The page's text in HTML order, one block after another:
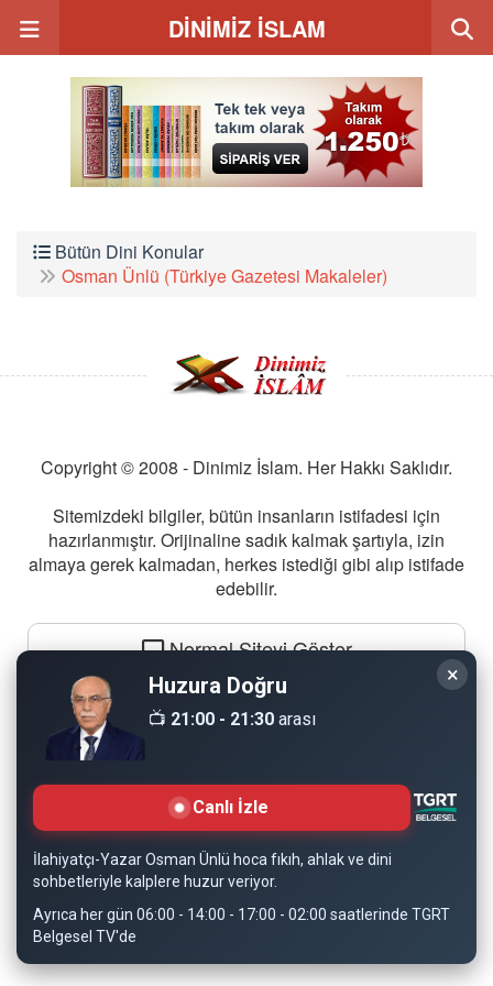
DİNİMİZ İSLAM
Bütün Dini Konular
Osman Ünlü (Türkiye Gazetesi Makaleler)
Copyright © 2008 - Dinimiz İslam. Her Hakkı Saklıdır.
Sitemizdeki bilgiler, bütün insanların istifadesi için
hazırlanmıştır. Orijinaline sadık kalmak şartıyla, izin
almaya gerek kalmadan, herkes istediği gibi alıp istifade
edebilir.
Normal Siteyi Göster
×
Huzura Doğru
📺 21:00 - 21:30 arası
Canlı İzle
İlahiyatçı-Yazar Osman Ünlü hoca fıkıh, ahlak ve dini
sohbetleriyle kalplere huzur veriyor.
Ayrıca her gün 06:00 - 14:00 - 17:00 - 02:00 saatlerinde TGRT
Belgesel TV'de